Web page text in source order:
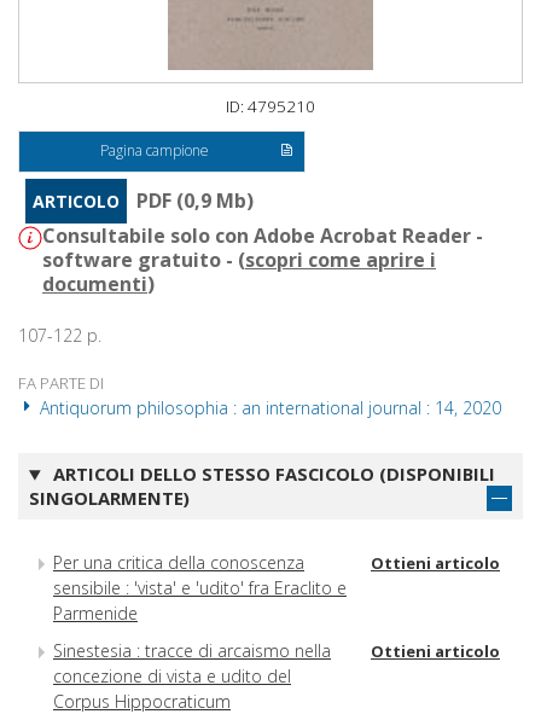
ID: 4795210
Pagina campione
ARTICOLO
PDF (0,9 Mb)
Consultabile solo con Adobe Acrobat Reader -
software gratuito - (scopri come aprire i
documenti)
107-122 p.
FA PARTE DI
Antiquorum philosophia : an international journal : 14, 2020
ARTICOLI DELLO STESSO FASCICOLO (DISPONIBILI
SINGOLARMENTE)
Per una critica della conoscenza
sensibile : 'vista' e 'udito' fra Eraclito e
Parmenide
Ottieni articolo
Sinestesia : tracce di arcaismo nella
concezione di vista e udito del
Corpus Hippocraticum
Ottieni articolo